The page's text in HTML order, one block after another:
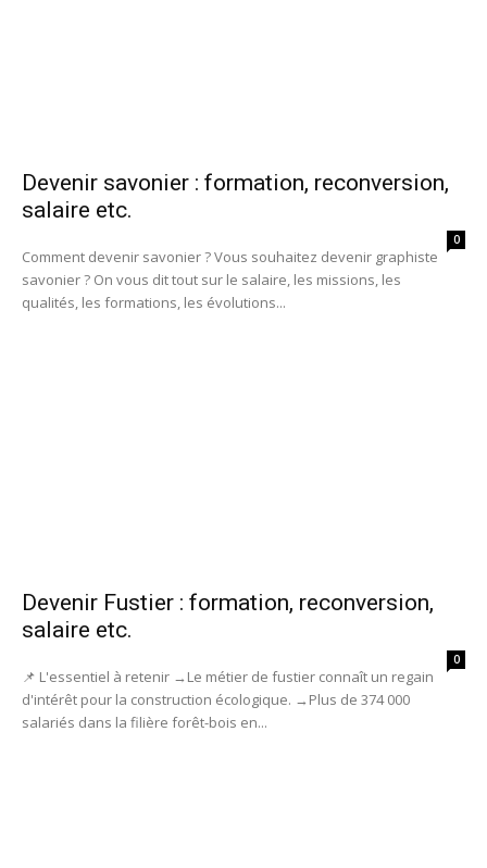
Devenir savonier : formation, reconversion,
salaire etc.
0
Comment devenir savonier ? Vous souhaitez devenir graphiste
savonier ? On vous dit tout sur le salaire, les missions, les
qualités, les formations, les évolutions...
Devenir Fustier : formation, reconversion,
salaire etc.
0
📌 L'essentiel à retenir →Le métier de fustier connaît un regain
d'intérêt pour la construction écologique. →Plus de 374 000
salariés dans la filière forêt-bois en...